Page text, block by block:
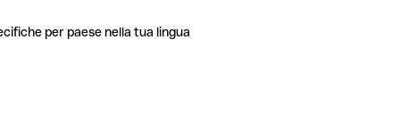
per paese nella tua lingua